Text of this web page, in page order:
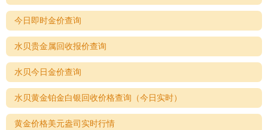
今日即时金价查询
水贝贵金属回收报价查询
水贝今日金价查询
水贝黄金铂金白银回收价格查询（今日实时）
黄金价格美元盎司实时行情